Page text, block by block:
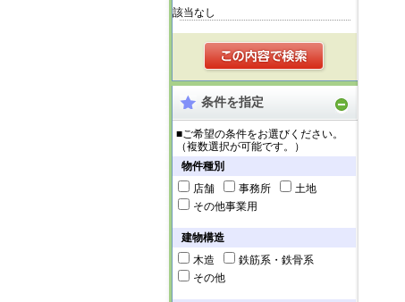
該当なし
条件を指定
■ご希望の条件をお選びください。
（複数選択が可能です。）
物件種別
店舗
事務所
土地
その他事業用
建物構造
木造
鉄筋系・鉄骨系
その他